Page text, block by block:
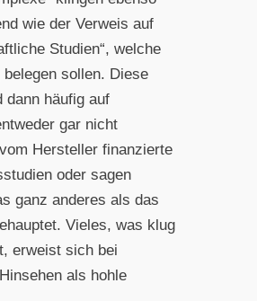
wie der Verweis auf
Studien“, welche
sollen. Diese
dann häufig auf
gar nicht
Hersteller finanzierte
oder sagen
ganz anderes als das
Vieles, was klug
erweist sich bei
als hohle